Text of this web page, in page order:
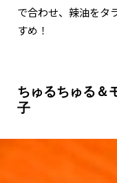
で合わせ、辣油をタ
すめ！
ちゅるちゅる＆
子